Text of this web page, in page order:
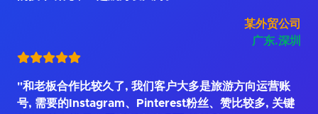
某外贸公司
广东.深圳
"和老板合作比较久了, 我们客户大多是旅游方向运营账
号, 需要的Instagram、Pinterest粉丝、赞比较多, 关键